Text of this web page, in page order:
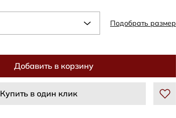
Подобрать размер
Добавить в корзину
Купить в один клик